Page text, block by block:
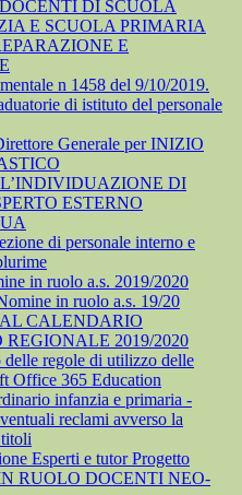
DI SCUOLA
E SCUOLA PRIMARIA
E
n 1458 del 9/10/2019.
di istituto del personale
Generale per INIZIO
DI
ESTERNO
di personale interno e
in ruolo a.s. 2019/2020
in ruolo a.s. 19/20
CALENDARIO
REGIONALE 2019/2020
delle regole di utilizzo delle
Office 365 Education
infanzia e primaria -
reclami avverso la
Esperti e tutor Progetto
RUOLO DOCENTI NEO-